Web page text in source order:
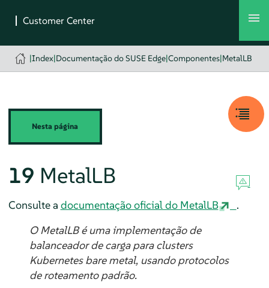
|Index|Documentação do SUSE Edge|Componentes|MetalLB
Nesta página
19 MetalLB
Consulte a documentação oficial do MetalLB
.
O MetalLB é uma implementação de
balanceador de carga para clusters
Kubernetes bare metal, usando protocolos
de roteamento padrão.